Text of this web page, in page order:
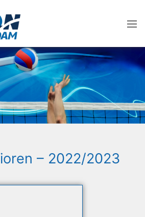
– 2022/2023